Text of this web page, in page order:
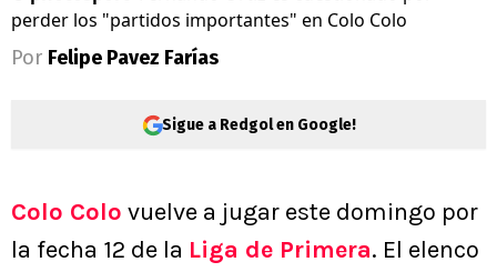
perder los "partidos importantes" en Colo Colo
Por Felipe Pavez Farías
Sigue a Redgol en Google!
Colo Colo vuelve a jugar este domingo por
la fecha 12 de la Liga de Primera. El elenco